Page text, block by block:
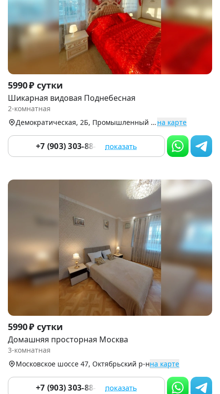
Item
1
of
5990 ₽ сутки
Шикарная видовая Поднебесная
2-комнатная
Демократическая, 2Б, Промышленный р-н на карте
+7 (903) 303-88-99 показать
Item
1
of
5990 ₽ сутки
Домашняя просторная Москва
3-комнатная
Московское шоссе 47, Октябрьский р-нна карте
+7 (903) 303-88-99 показать